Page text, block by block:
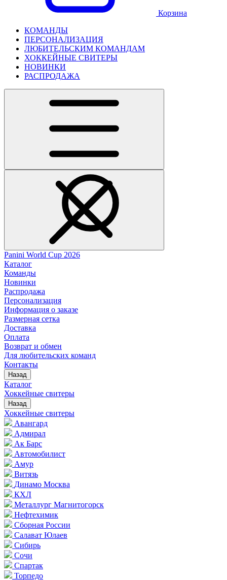
Корзина
КОМАНДЫ
ПЕРСОНАЛИЗАЦИЯ
ЛЮБИТЕЛЬСКИМ КОМАНДАМ
ХОККЕЙНЫЕ СВИТЕРЫ
НОВИНКИ
РАСПРОДАЖА
Panini World Cup 2026
Каталог
Команды
Новинки
Распродажа
Персонализация
Информация о заказе
Размерная сетка
Доставка
Оплата
Возврат и обмен
Для любительских команд
Контакты
Назад
Каталог
Хоккейные свитеры
Назад
Хоккейные свитеры
Авангард
Адмирал
Ак Барс
Автомобилист
Амур
Витязь
Динамо Москва
КХЛ
Металлург Магнитогорск
Нефтехимик
Сборная России
Салават Юлаев
Сибирь
Сочи
Спартак
Торпедо